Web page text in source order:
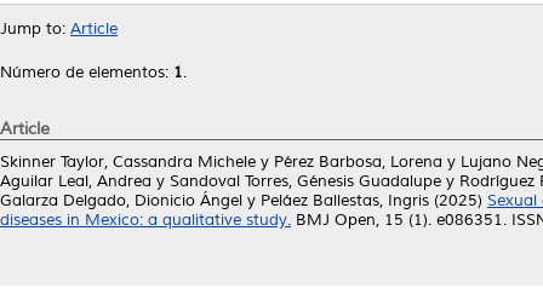
Jump to: Article
Número de elementos: 1.
Article
Skinner Taylor, Cassandra Michele y Pérez Barbosa, Lorena y Lujano
Aguilar Leal, Andrea y Sandoval Torres, Génesis Guadalupe y Rodríguez
Galarza Delgado, Dionicio Ángel y Peláez Ballestas, Ingris (2025)
diseases in Mexico: a qualitative study. BMJ Open, 15 (1). e086351.